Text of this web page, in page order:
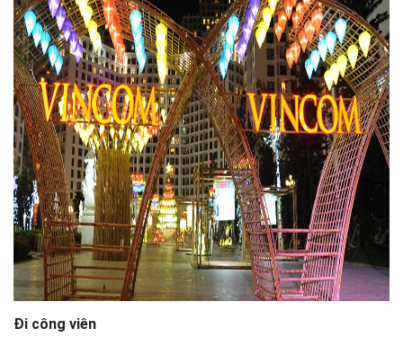
Đi công viên